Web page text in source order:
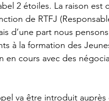
2 étoiles. La raison
de RTFJ
d’une part nous
à la formation des
en cours avec des
va être introduit auprès